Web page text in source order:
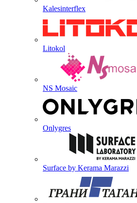
Kalesinterflex
Litokol
NS Mosaic
Onlygres
Surface by Kerama Marazzi